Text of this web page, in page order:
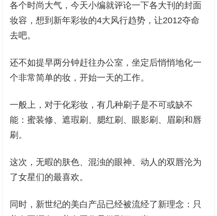
各个时尚大气，今天小编就评论一下各大刊的封面
妆容，想到新年彩妆的4大风行趋势，让2012夺命
去吧。
还不如提早两分钟赶往办公室，坐定后悄悄地化一
个非常简单的妆，开始一天的工作。
一般上，对于化彩妆，有几种刷子是不可或缺不
能：蜜装修、遮瑕刷、腮红刷、眼影刷、眉刷和唇
刷。
这次，无暇的肤色、混浊的眼神、动人的双唇沦为
了女星们的最喜欢。
同时，新世纪的美白产品已经被流经了新理念：只